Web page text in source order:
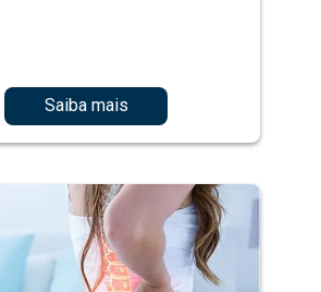
Saiba mais